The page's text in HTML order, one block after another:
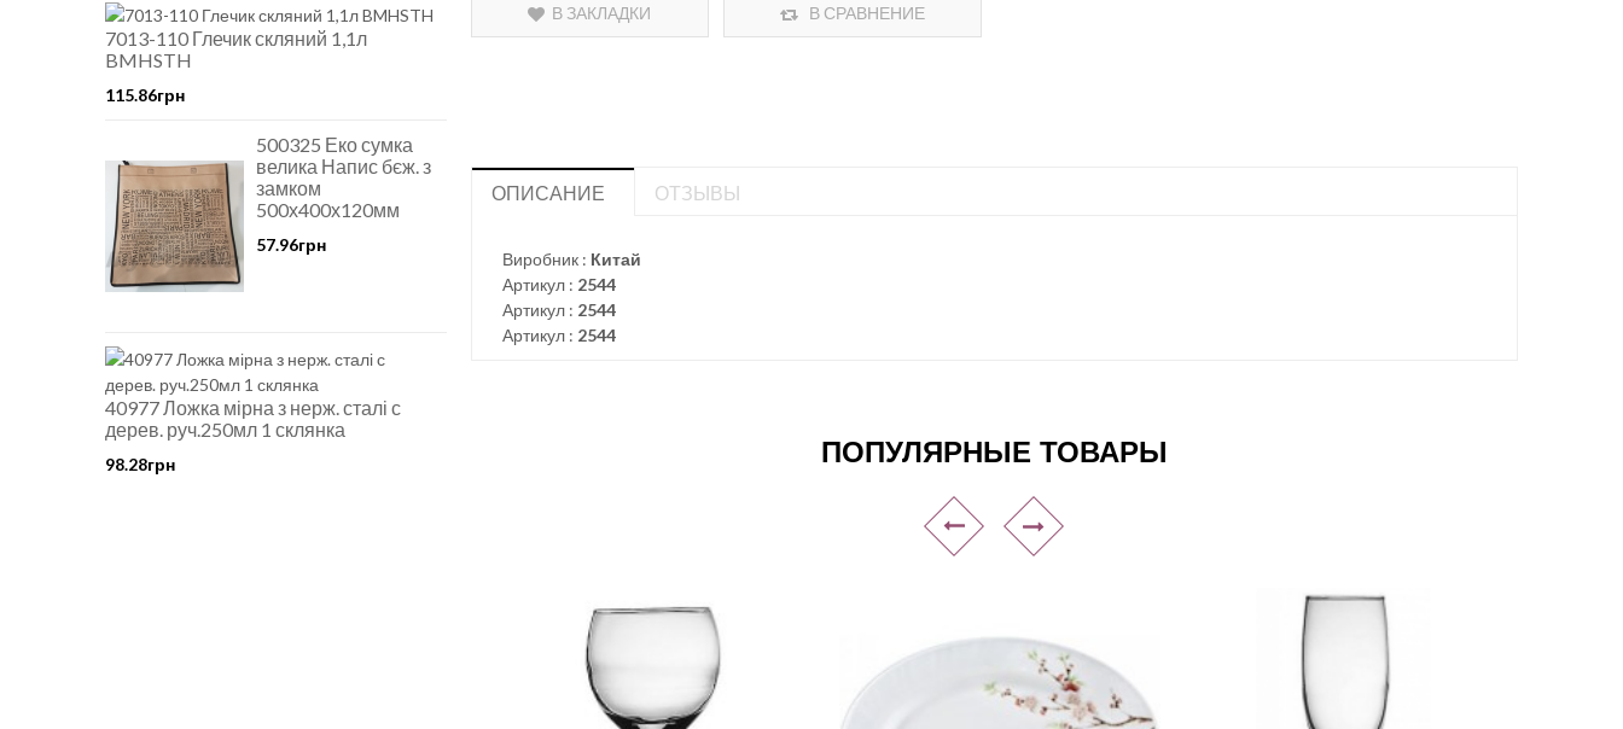
7013-110 Глечик скляний 1,1л
BMHSTH
115.86грн
500325 Еко сумка
велика Напис бєж. з
замком
500х400х120мм
57.96грн
40977 Ложка мірна з нерж. сталі с
дерев. руч.250мл 1 склянка
98.28грн
В ЗАКЛАДКИ В СРАВНЕНИЕ
ОПИСАНИЕ ОТЗЫВЫ
Виробник : Китай
Артикул : 2544
Артикул : 2544
Артикул : 2544
ПОПУЛЯРНЫЕ ТОВАРЫ